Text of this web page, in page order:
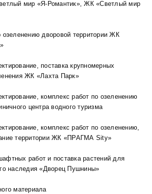
мир «Я-Романтик», ЖК «Светлый мир
озеленению дворовой территории ЖК
поставка крупномерных
ЖК «Лахта Парк»
комплекс работ по озеленению
центра водного туризма
комплекс работ по озеленению,
территории ЖК «ПРАГМА Sity»
работ и поставка растений для
наследия «Дворец Пушнины»
материала